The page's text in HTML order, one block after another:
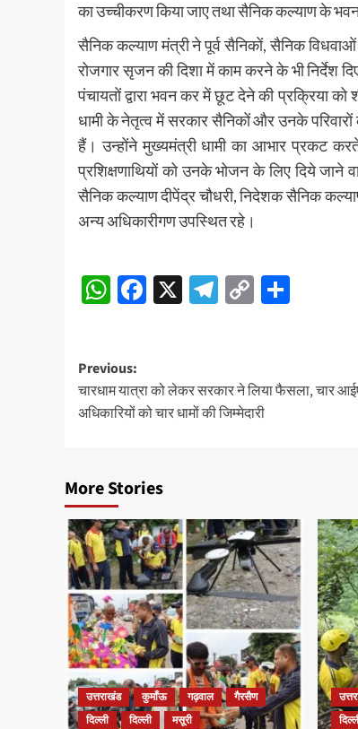
का उच्चीकरण किया जाए तथा सैनिक कल्याण के भवन के
सैनिक कल्याण मंत्री ने पूर्व सैनिकों, सैनिक
रोजगार सृजन की दिशा में काम करने के भी निर्देश
पंचायतों द्वारा भवन कर में छूट देने की प्रक्रिया
धामी के नेतृत्व में सरकार सैनिकों और उनके
हैं। उन्होंने मुख्यमंत्री धामी का आभार प्रकट
प्रशिक्षणाथियों को उनके भोजन के लिए दिये
सैनिक कल्याण दीपेंद्र चौधरी, निदेशक सैनिक
अन्य अधिकारीगण उपस्थित रहे।
Post
Navigation
WhatsApp
Facebook
X Telegram
Copy
Post
navigation
Previous:
चारधाम यात्रा को लेकर सरकार ने लिया फैसला, चार
अधिकारियों को चार धामों की जिम्मेदारी
More Stories
उत्तराखंड कुमाँऊ गढ़वाल
गैरसैण
दिल्ली
दिल्ली मसूरी